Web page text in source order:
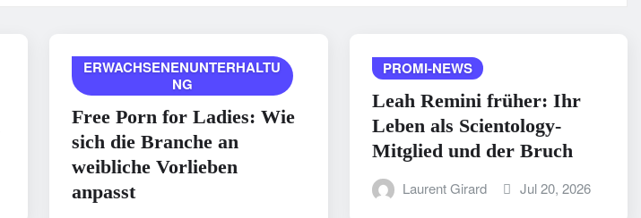
ERWACHSENENUNTERHALTU
NG
Free Porn for Ladies: Wie
sich die Branche an
weibliche Vorlieben
anpasst
PROMI-NEWS
Leah Remini früher: Ihr
Leben als Scientology-
Mitglied und der Bruch
Laurent Girard Jul 20, 2026